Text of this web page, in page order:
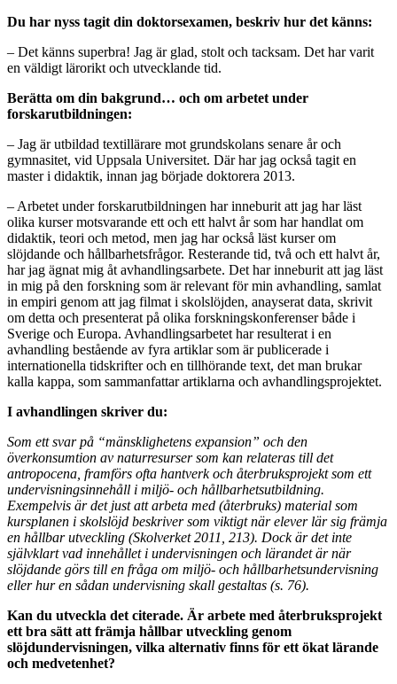
Du har nyss tagit din doktorsexamen, beskriv hur det känns:
– Det känns superbra! Jag är glad, stolt och tacksam. Det har varit
en väldigt lärorikt och utvecklande tid.
Berätta om din bakgrund… och om arbetet under
forskarutbildningen:
– Jag är utbildad textillärare mot grundskolans senare år och
gymnasitet, vid Uppsala Universitet. Där har jag också tagit en
master i didaktik, innan jag började doktorera 2013.
– Arbetet under forskarutbildningen har inneburit att jag har läst
olika kurser motsvarande ett och ett halvt år som har handlat om
didaktik, teori och metod, men jag har också läst kurser om
slöjdande och hållbarhetsfrågor. Resterande tid, två och ett halvt år,
har jag ägnat mig åt avhandlingsarbete. Det har inneburit att jag läst
in mig på den forskning som är relevant för min avhandling, samlat
in empiri genom att jag filmat i skolslöjden, anayserat data, skrivit
om detta och presenterat på olika forskningskonferenser både i
Sverige och Europa. Avhandlingsarbetet har resulterat i en
avhandling bestående av fyra artiklar som är publicerade i
internationella tidskrifter och en tillhörande text, det man brukar
kalla kappa, som sammanfattar artiklarna och avhandlingsprojektet.
I avhandlingen skriver du:
Som ett svar på “mänsklighetens expansion” och den
överkonsumtion av naturresurser som kan relateras till det
antropocena, framförs ofta hantverk och återbruksprojekt som ett
undervisningsinnehåll i miljö- och hållbarhetsutbildning.
Exempelvis är det just att arbeta med (återbruks) material som
kursplanen i skolslöjd beskriver som viktigt när elever lär sig främja
en hållbar utveckling (Skolverket 2011, 213). Dock är det inte
självklart vad innehållet i undervisningen och lärandet är när
slöjdande görs till en fråga om miljö- och hållbarhetsundervisning
eller hur en sådan undervisning skall gestaltas (s. 76).
Kan du utveckla det citerade. Är arbete med återbruksprojekt
ett bra sätt att främja hållbar utveckling genom
slöjdundervisningen, vilka alternativ finns för ett ökat lärande
och medvetenhet?